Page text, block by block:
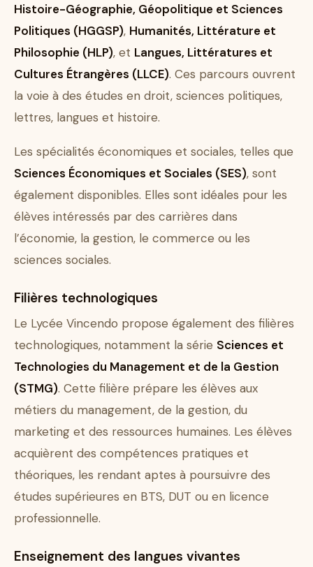
Histoire-Géographie, Géopolitique et Sciences
Politiques (HGGSP), Humanités, Littérature et
Philosophie (HLP), et Langues, Littératures et
Cultures Étrangères (LLCE). Ces parcours ouvrent
la voie à des études en droit, sciences politiques,
lettres, langues et histoire.
Les spécialités économiques et sociales, telles que
Sciences Économiques et Sociales (SES), sont
également disponibles. Elles sont idéales pour les
élèves intéressés par des carrières dans
l’économie, la gestion, le commerce ou les
sciences sociales.
Filières technologiques
Le Lycée Vincendo propose également des filières
technologiques, notamment la série Sciences et
Technologies du Management et de la Gestion
(STMG). Cette filière prépare les élèves aux
métiers du management, de la gestion, du
marketing et des ressources humaines. Les élèves
acquièrent des compétences pratiques et
théoriques, les rendant aptes à poursuivre des
études supérieures en BTS, DUT ou en licence
professionnelle.
Enseignement des langues vivantes